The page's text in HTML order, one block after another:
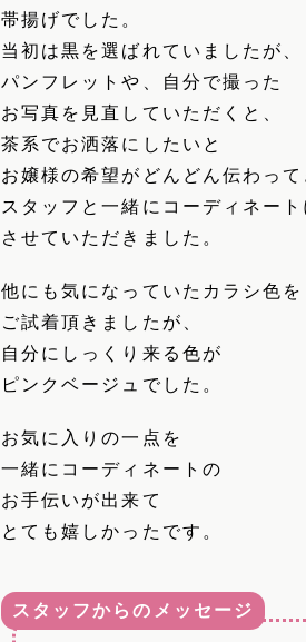
帯揚げでした。
当初は黒を選ばれていましたが、
パンフレットや、自分で撮った
お写真を見直していただくと、
茶系でお洒落にしたいと
お嬢様の希望がどんどん伝わって
スタッフと一緒にコーディネート
させていただきました。
他にも気になっていたカラシ色を
ご試着頂きましたが、
自分にしっくり来る色が
ピンクベージュでした。
お気に入りの一点を
一緒にコーディネートの
お手伝いが出来て
とても嬉しかったです。
スタッフからのメッセージ